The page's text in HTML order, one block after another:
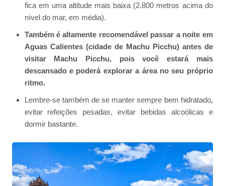
fica em uma altitude mais baixa (2.800 metros acima do
nível do mar, em média).
Também é altamente recomendável passar a noite em
Aguas Calientes (cidade de Machu Picchu) antes de
visitar Machu Picchu, pois você estará mais
descansado e poderá explorar a área no seu próprio
ritmo.
Lembre-se também de se manter sempre bem hidratado,
evitar refeições pesadas, evitar bebidas alcoólicas e
dormir bastante.